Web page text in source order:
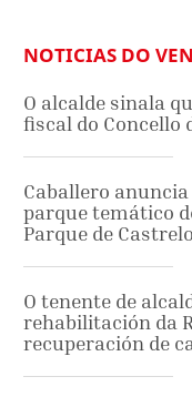
NOTICIAS DO
O alcalde sinala
fiscal do Concello
Caballero
parque temático
Parque de
O tenente de
rehabilitación da
recuperación de